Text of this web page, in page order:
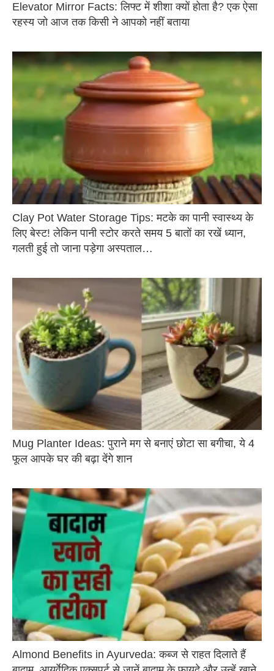
Elevator Mirror Facts: लिफ्ट में शीशा क्यों होता है? एक ऐसा
रहस्य जो आज तक किसी ने आपको नहीं बताया
Clay Pot Water Storage Tips: मटके का पानी स्वास्थ्य के
लिए बेस्ट! लेकिन पानी स्टोर करते समय 5 बातों का रखें ध्यान,
गलती हुई तो जाना पड़ेगा अस्पताल…
Mug Planter Ideas: पुराने मग से बनाएं छोटा सा बगीचा, ये 4
फूल आपके घर की बढ़ा देंगे शान
Almond Benefits in Ayurveda: कब्ज से राहत दिलाते हैं